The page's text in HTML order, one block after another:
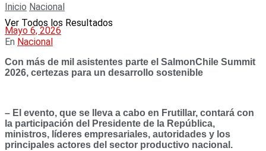
Ver Todos los Resultados
Inicio Nacional
Mayo 6, 2026
En Nacional
Con más de mil asistentes parte el SalmonChile Summit
2026, certezas para un desarrollo sostenible
– El evento, que se lleva a cabo en Frutillar, contará con
la participación del Presidente de la República,
ministros, líderes empresariales, autoridades y los
principales actores del sector productivo nacional.